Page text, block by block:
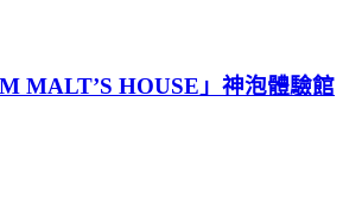
MALT’S HOUSE」神泡體驗館